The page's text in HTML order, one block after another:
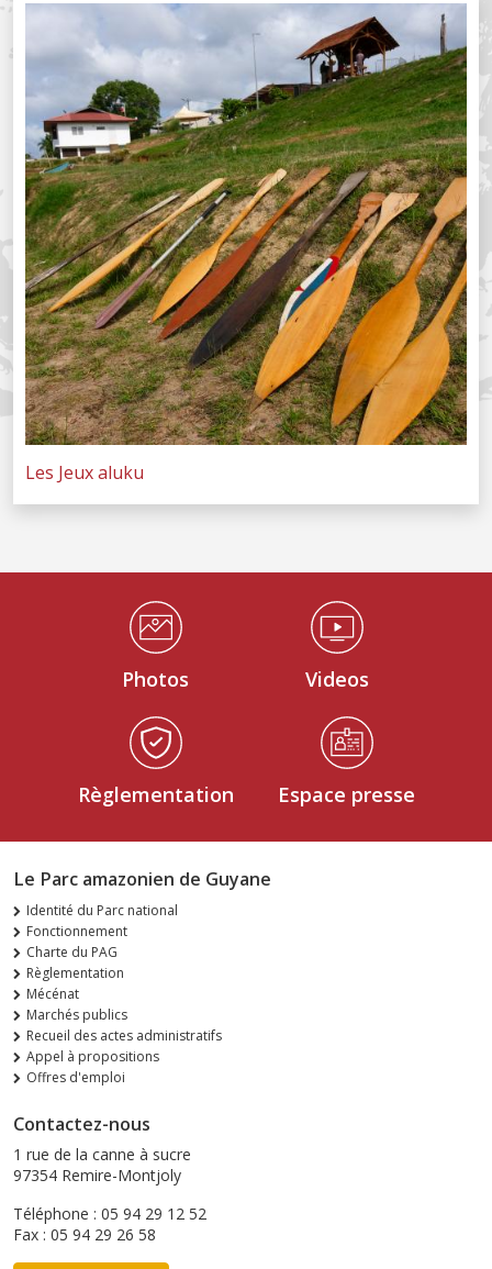
Les Jeux aluku
Médiathèque Footer
Photos Videos
Règlementation Espace presse
Le Parc amazonien de Guyane
Identité du Parc national
Fonctionnement
Charte du PAG
Règlementation
Mécénat
Marchés publics
Recueil des actes administratifs
Appel à propositions
Offres d'emploi
Contactez-nous
1 rue de la canne à sucre
97354 Remire-Montjoly
Téléphone : 05 94 29 12 52
Fax : 05 94 29 26 58